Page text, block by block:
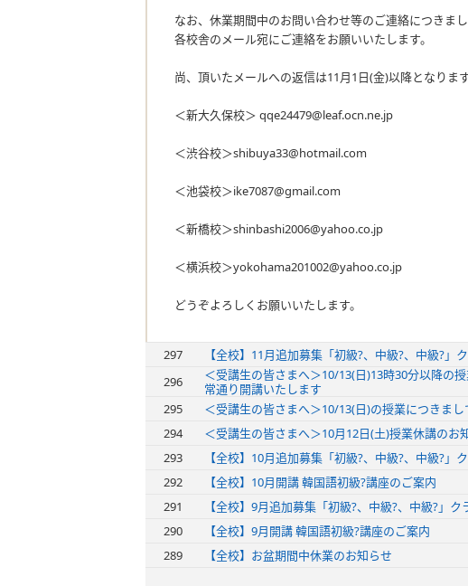
なお、休業期間中のお問い合わせ等のご連絡につきまし
各校舎のメール宛にご連絡をお願いいたします。
尚、頂いたメールへの返信は11月1日(金)以降となりま
＜新大久保校＞ qqe24479@leaf.ocn.ne.jp
＜渋谷校＞shibuya33@hotmail.com
＜池袋校＞ike7087@gmail.com
＜新橋校＞shinbashi2006@yahoo.co.jp
＜横浜校＞yokohama201002@yahoo.co.jp
どうぞよろしくお願いいたします。
297 【全校】11月追加募集「初級?、中級?、中級?」
296
＜受講生の皆さまへ＞10/13(日)13時30分以降の
常通り開講いたします
295
＜受講生の皆さまへ＞10/13(日)の授業につきま
294
＜受講生の皆さまへ＞10月12日(土)授業休講のお
293
【全校】10月追加募集「初級?、中級?、中級?」
292
【全校】10月開講 韓国語初級?講座のご案内
291
【全校】9月追加募集「初級?、中級?、中級?」ク
290
【全校】9月開講 韓国語初級?講座のご案内
289
【全校】お盆期間中休業のお知らせ